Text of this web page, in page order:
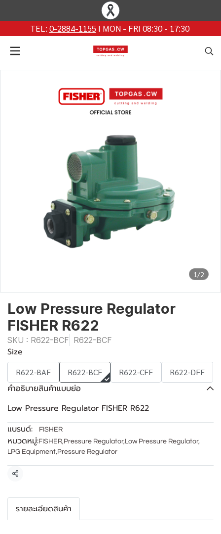
TEL: 0-2884-1155I MON - FRI 08:30 - 17:30
1/2
Low Pressure Regulator
FISHER R622
SKU : R622-BCF R622-BCF
Size
R622-BAF R622-BCF R622-CFF R622-DFF
คำอธิบายสินค้าแบบย่อ
Low Pressure Regulator FISHER R622
แบรนด์:
FISHER
หมวดหมู่:FISHER, Pressure Regulator, Low Pressure Regulator,
LPG Equipment, Pressure Regulator
แชร์
รายละเอียดสินค้า